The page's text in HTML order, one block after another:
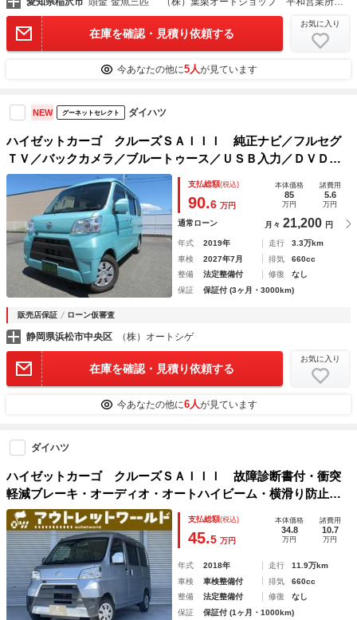
在庫を確認・見積り依頼する
お気に入り
今あなたの他に5人が見ています
NEW グーネットセレクト ダイハツ
ハイゼットカーゴ クルーズＳＡＩＩＩ 純正ナビ／フルセグ
ＴＶ／バックカメラ／ブルートゥース／ＵＳＢ入力／ＤＶＤ／
ＣＤ／ＳＤ／リヤパーキングセンサー／オーバーヘッドシェル
フ／キーレスエントリー／オートハイビーム／禁煙
支払総額(税込)
90.6 万円
本体価格
85
万円
諸費用
5.6
万円
通常ローン 月々 21,200 円
年式 2019年 走行
3.3万km
車検
2027年7月 排気
660cc
整備
法定整備付 修復
なし
保証
保証付 (3ヶ月・3000km)
販売店保証 ローン仮審査
静岡県浜松市中央区 （株）オートシゲ
在庫を確認・見積り依頼する
お気に入り
今あなたの他に6人が見ています
ダイハツ
ハイゼットカーゴ クルーズＳＡＩＩＩ 故障診断書付・衝突
軽減ブレーキ・オーディオ・オートハイビーム・横滑り防止装
置・スマートアシスト・両側スライドドア・電動格納ミラー・
パワーウィンンドウ・運転席助手席エアバック・
支払総額(税込)
45.5 万円
本体価格
34.8
万円
諸費用
10.7
万円
年式 2018年 走行
11.9万km
車検
車検整備付 排気
660cc
整備
法定整備付 修復
なし
保証
保証付 (1ヶ月・1000km)